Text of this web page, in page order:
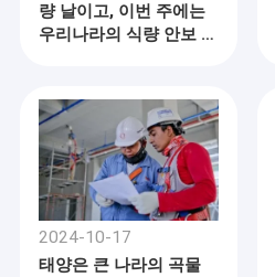
량 날이고, 이번 주에는
우리나라의 식량 안보 인
시장 공급.
2024-10-17
태양은 큰 나라의 곡물